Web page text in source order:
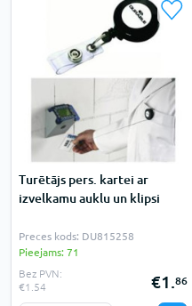
Turētājs pers. kartei ar
izvelkamu auklu un klipsi
Preces kods: DU815258
Pieejams: 71
Bez PVN:
€1.54
€1.86